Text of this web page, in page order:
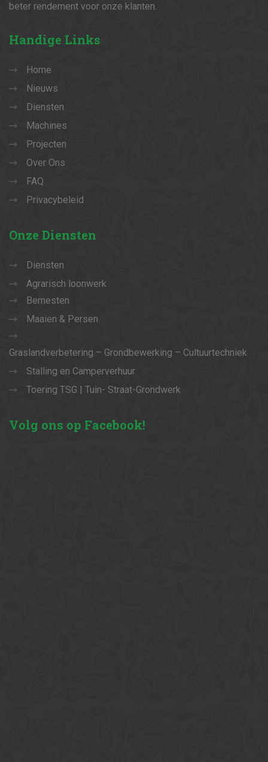
beter rendement voor onze klanten.
Handige Links
Home
Nieuws
Diensten
Machines
Projecten
Over Ons
FAQ
Privacybeleid
Onze Diensten
Diensten
Agrarisch loonwerk
Bemesten
Maaien & Persen
Graslandverbetering – Grondbewerking – Cultuurtechniek
Stalling en Camperverhuur
Toering TSG | Tuin- Straat-Grondwerk
Volg ons op Facebook!